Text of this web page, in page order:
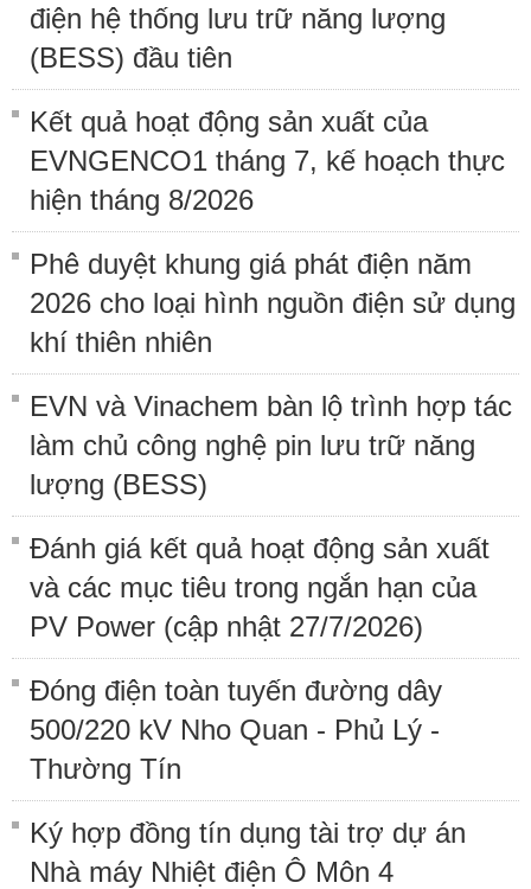
điện hệ thống lưu trữ năng lượng
(BESS) đầu tiên
Kết quả hoạt động sản xuất của
EVNGENCO1 tháng 7, kế hoạch thực
hiện tháng 8/2026
Phê duyệt khung giá phát điện năm
2026 cho loại hình nguồn điện sử dụng
khí thiên nhiên
EVN và Vinachem bàn lộ trình hợp tác
làm chủ công nghệ pin lưu trữ năng
lượng (BESS)
Đánh giá kết quả hoạt động sản xuất
và các mục tiêu trong ngắn hạn của
PV Power (cập nhật 27/7/2026)
Đóng điện toàn tuyến đường dây
500/220 kV Nho Quan - Phủ Lý -
Thường Tín
Ký hợp đồng tín dụng tài trợ dự án
Nhà máy Nhiệt điện Ô Môn 4